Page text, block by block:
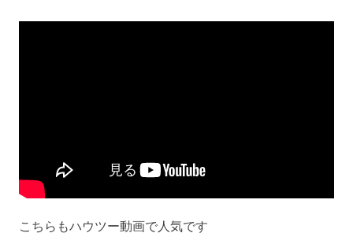
こちらもハウツー動画で人気です